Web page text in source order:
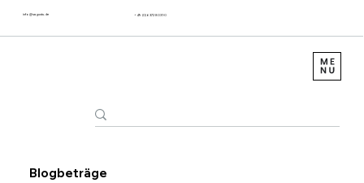
info@sagustu.de +49 (0) 6372 8031-0
Blogbeträge